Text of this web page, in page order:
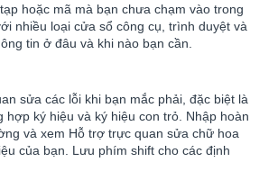
hoặc mã mà bạn chưa chạm vào trong
nhiều loại cửa sổ công cụ, trình duyệt và
tin ở đâu và khi nào bạn cần.
sửa các lỗi khi bạn mắc phải, đặc biệt là
hợp ký hiệu và ký hiệu con trỏ. Nhập hoàn
và xem Hỗ trợ trực quan sửa chữ hoa
của bạn. Lưu phím shift cho các định